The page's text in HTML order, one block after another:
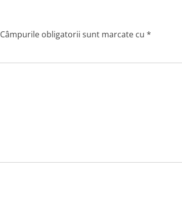
Câmpurile obligatorii sunt marcate cu *